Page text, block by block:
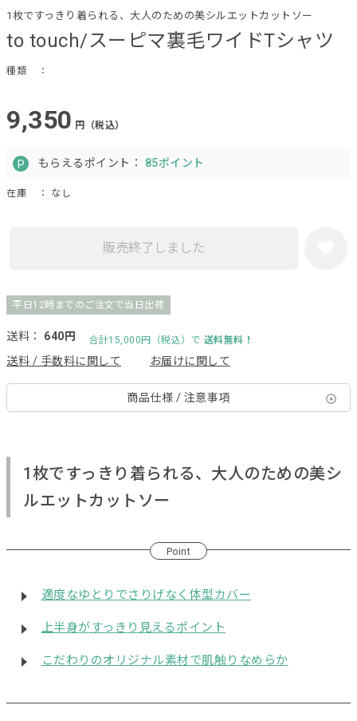
to touch/スーピマ裏毛ワイドTシャツ
1枚ですっきり着られる、大人のための美シルエットカットソー
種類 ：
9,350 円（税込）
もらえるポイント： 85ポイント
在庫 ： なし
販売終了しました
平日12時までのご注文で当日出荷
送料： 640円 合計15,000円（税込）で 送料無料！
送料 / 手数料に関して お届けに関して
商品仕様 / 注意事項
1枚ですっきり着られる、大人のための美シ
ルエットカットソー
Point
適度なゆとりでさりげなく体型カバー
上半身がすっきり見えるポイント
こだわりのオリジナル素材で肌触りなめらか